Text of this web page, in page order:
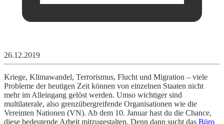
26.12.2019
Kriege, Klimawandel, Terrorismus, Flucht und Migration – viele
Probleme der heutigen Zeit können von einzelnen Staaten nicht
mehr im Alleingang gelöst werden. Umso wichtiger sind
multilaterale, also grenzübergreifende Organisationen wie die
Vereinten Nationen (VN). Ab dem 10. Januar hast du die Chance,
diese bedeutende Arbeit mitzugestalten. Denn dann sucht das Büro